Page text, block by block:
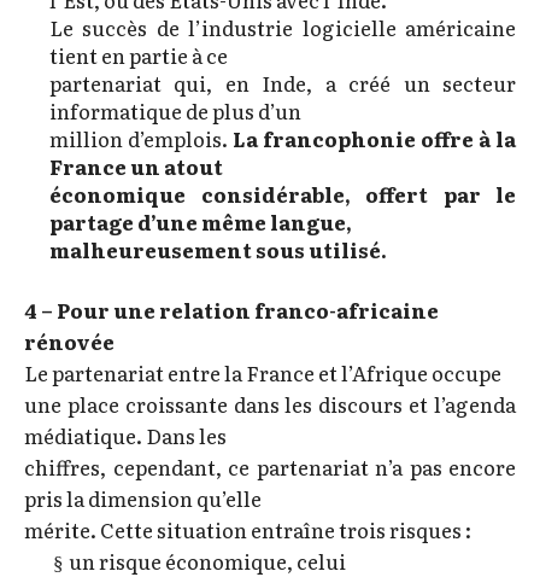
Le succès de l’industrie logicielle américaine
tient en partie à ce
partenariat qui, en Inde, a créé un secteur
informatique de plus d’un
million d’emplois. La francophonie offre à la
France un atout
économique considérable, offert par le
partage d’une même langue,
malheureusement sous utilisé.
4 – Pour une relation franco-africaine
rénovée
Le partenariat entre la France et l’Afrique occupe
une place croissante dans les discours et l’agenda
médiatique. Dans les
chiffres, cependant, ce partenariat n’a pas encore
pris la dimension qu’elle
mérite. Cette situation entraîne trois risques :
§ un risque économique, celui